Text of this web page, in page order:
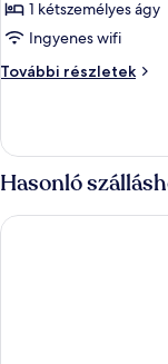
képének
megtekintése:
Szoba
1 kétszemélyes ágy
Ingyenes wifi
További részletek
Szoba
Hasonló
Marko Polo